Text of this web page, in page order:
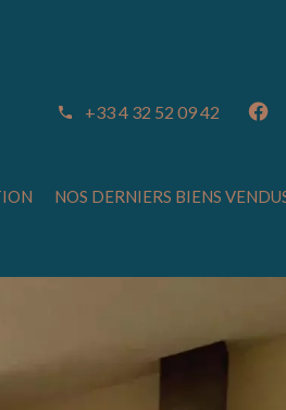
+33 4 32 52 09 42
NOS DERNIERS BIENS